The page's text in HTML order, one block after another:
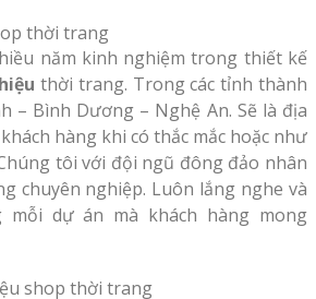
năm kinh nghiệm trong thiết kế
thời trang. Trong các tỉnh thành
– Bình Dương – Nghệ An. Sẽ là địa
hàng khi có thắc mắc hoặc như
tôi với đội ngũ đông đảo nhân
chuyên nghiệp. Luôn lắng nghe và
dự án mà khách hàng mong